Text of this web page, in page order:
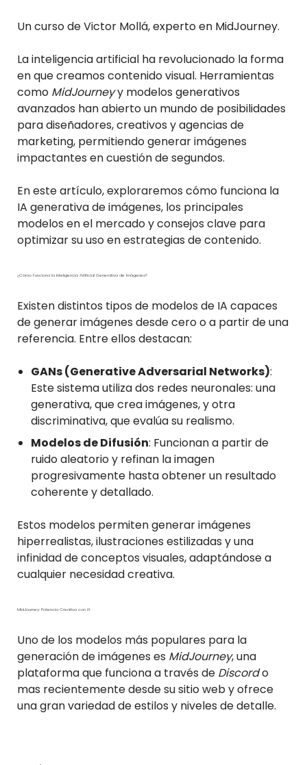
Un curso de Victor Mollá, experto en MidJourney.
La inteligencia artificial ha revolucionado la forma
en que creamos contenido visual. Herramientas
como MidJourneyy modelos generativos
avanzados han abierto un mundo de posibilidades
para diseñadores, creativos y agencias de
marketing, permitiendo generar imágenes
impactantes en cuestión de segundos.
En este artículo, exploraremos cómo funciona la
IA generativa de imágenes, los principales
modelos en el mercado y consejos clave para
optimizar su uso en estrategias de contenido.
¿Cómo Funciona la Inteligencia Artificial Generativa de Imágenes?
Existen distintos tipos de modelos de IA capaces
de generar imágenes desde cero o a partir de una
referencia. Entre ellos destacan:
GANs (Generative Adversarial Networks):
Este sistema utiliza dos redes neuronales: una
generativa, que crea imágenes, y otra
discriminativa, que evalúa su realismo.
Modelos de Difusión: Funcionan a partir de
ruido aleatorio y refinan la imagen
progresivamente hasta obtener un resultado
coherente y detallado.
Estos modelos permiten generar imágenes
hiperrealistas, ilustraciones estilizadas y una
infinidad de conceptos visuales, adaptándose a
cualquier necesidad creativa.
MidJourney: Potencia Creativa con IA
Uno de los modelos más populares para la
generación de imágenes es MidJourney, una
plataforma que funciona a través de Discordo
mas recientemente desde su sitio web y ofrece
una gran variedad de estilos y niveles de detalle.